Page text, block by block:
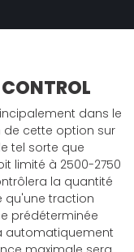
dans le
cette option sur
tel sorte que
limité à 2500-2750
la quantité
qu'une traction
prédéterminée
automatiquement